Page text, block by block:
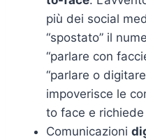
più dei social
“spostato” il
“parlare con
“parlare o
impoverisce le
to face e
Comunicazioni